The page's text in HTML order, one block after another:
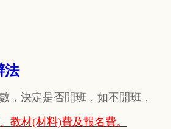
法
，決定是否開班，如不開班，
教材(材料)費及報名費。